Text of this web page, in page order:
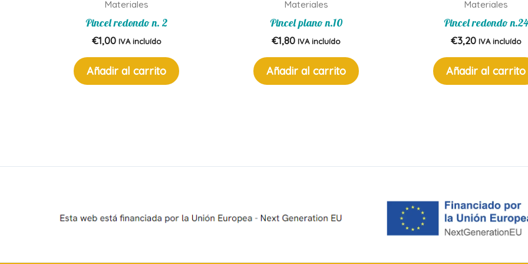
Materiales
Pincel redondo n. 2
€1,00 IVA incluído
Añadir al carrito
Materiales
Pincel plano n.10
€1,80 IVA incluído
Añadir al carrito
Materiales
Pincel redondo n.24
€3,20 IVA incluído
Añadir al carrito